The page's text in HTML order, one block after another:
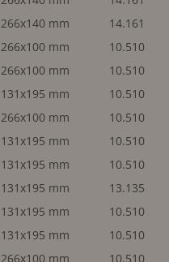
266x140 mm
14.161
266x100 mm
10.510
266x100 mm
10.510
131x195 mm
10.510
266x100 mm
10.510
131x195 mm
10.510
131x195 mm
10.510
131x195 mm
13.135
131x195 mm
10.510
131x195 mm
10.510
266x100 mm 10.510